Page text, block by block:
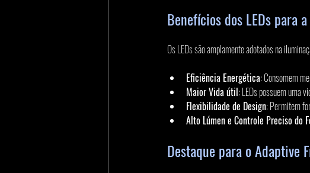
Benefícios dos LEDs para
Os LEDs são amplamente adotados na
Eficiência Energética: Consomem
Maior Vida útil: LEDs possuem uma
Flexibilidade de Design: Permitem
Alto Lúmen e Controle Preciso do
Destaque para o Adaptive